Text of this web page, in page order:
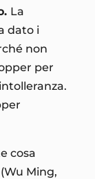
La
dato i
non
per
cosa
(Wu Ming,